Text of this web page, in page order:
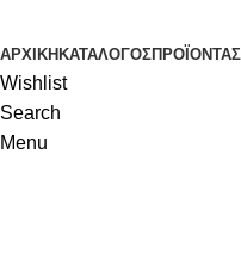
ΑΡΧΙΚΉ ΚΑΤΆΛΟΓΟΣΠΡΟΪΌΝΤΑ
Wishlist
Search
Menu